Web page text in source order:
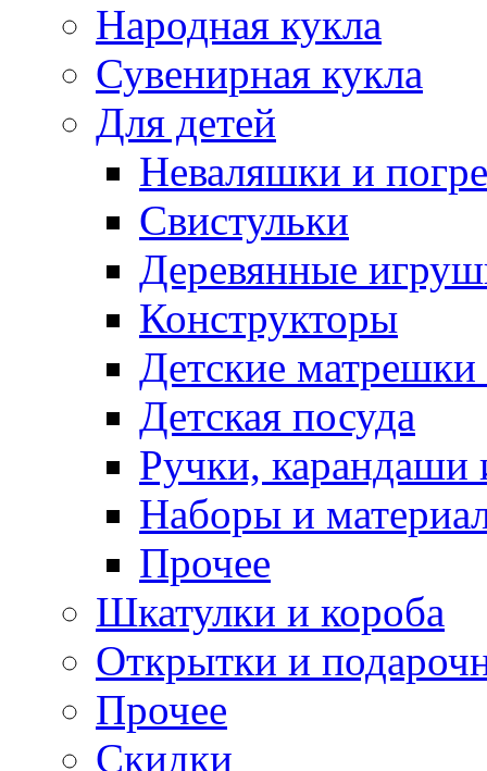
Народная кукла
Сувенирная кукла
Для детей
Неваляшки и
Свистульки
Деревянные
Конструкторы
Детские
Детская посуда
Ручки,
Наборы и
Прочее
Шкатулки и короба
Открытки и
Прочее
Скидки